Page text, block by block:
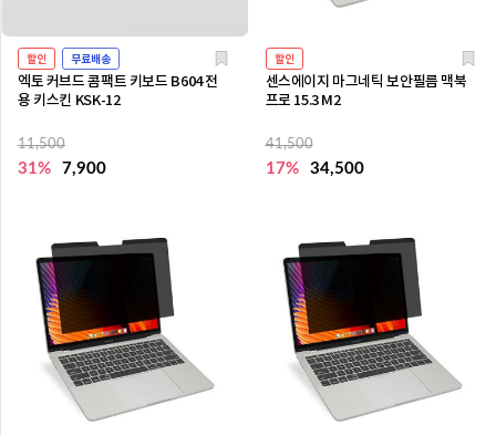
할인 무료배송
엑토 커브드 콤팩트 키보드 B604 전
용 키스킨 KSK-12
11,500
31% 7,900
할인
센스에이지 마그네틱 보안필름 맥북
프로 15.3 M2
41,500
17% 34,500